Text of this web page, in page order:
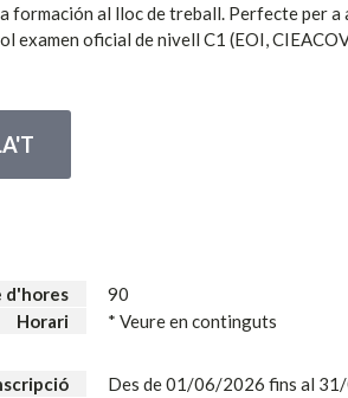
formación al lloc de treball. Perfecte per a
oficial de nivell C1 (EOI,
d'hores
90
Horari
* Veure en continguts
Des de 01/06/2026 fins al